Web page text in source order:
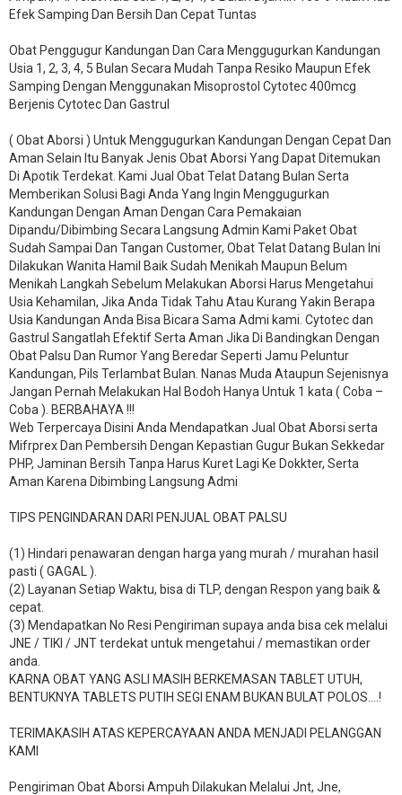
Efek Samping Dan Bersih Dan Cepat Tuntas
Obat Penggugur Kandungan Dan Cara Menggugurkan Kandungan
Usia 1, 2, 3, 4, 5 Bulan Secara Mudah Tanpa Resiko Maupun Efek
Samping Dengan Menggunakan Misoprostol Cytotec 400mcg
Berjenis Cytotec Dan Gastrul
( Obat Aborsi ) Untuk Menggugurkan Kandungan Dengan Cepat Dan
Aman Selain Itu Banyak Jenis Obat Aborsi Yang Dapat Ditemukan
Di Apotik Terdekat. Kami Jual Obat Telat Datang Bulan Serta
Memberikan Solusi Bagi Anda Yang Ingin Menggugurkan
Kandungan Dengan Aman Dengan Cara Pemakaian
Dipandu/Dibimbing Secara Langsung Admin Kami Paket Obat
Sudah Sampai Dan Tangan Customer, Obat Telat Datang Bulan Ini
Dilakukan Wanita Hamil Baik Sudah Menikah Maupun Belum
Menikah Langkah Sebelum Melakukan Aborsi Harus Mengetahui
Usia Kehamilan, Jika Anda Tidak Tahu Atau Kurang Yakin Berapa
Usia Kandungan Anda Bisa Bicara Sama Admi kami. Cytotec dan
Gastrul Sangatlah Efektif Serta Aman Jika Di Bandingkan Dengan
Obat Palsu Dan Rumor Yang Beredar Seperti Jamu Peluntur
Kandungan, Pils Terlambat Bulan. Nanas Muda Ataupun Sejenisnya
Jangan Pernah Melakukan Hal Bodoh Hanya Untuk 1 kata ( Coba –
Coba ). BERBAHAYA !!!
Web Terpercaya Disini Anda Mendapatkan Jual Obat Aborsi serta
Mifrprex Dan Pembersih Dengan Kepastian Gugur Bukan Sekkedar
PHP, Jaminan Bersih Tanpa Harus Kuret Lagi Ke Dokkter, Serta
Aman Karena Dibimbing Langsung Admi
TIPS PENGINDARAN DARI PENJUAL OBAT PALSU
(1) Hindari penawaran dengan harga yang murah / murahan hasil
pasti ( GAGAL ).
(2) Layanan Setiap Waktu, bisa di TLP, dengan Respon yang baik &
cepat.
(3) Mendapatkan No Resi Pengiriman supaya anda bisa cek melalui
JNE / TIKI / JNT terdekat untuk mengetahui / memastikan order
anda.
KARNA OBAT YANG ASLI MASIH BERKEMASAN TABLET UTUH,
BENTUKNYA TABLETS PUTIH SEGI ENAM BUKAN BULAT POLOS….!
TERIMAKASIH ATAS KEPERCAYAAN ANDA MENJADI PELANGGAN
KAMI
Pengiriman Obat Aborsi Ampuh Dilakukan Melalui Jnt, Jne,